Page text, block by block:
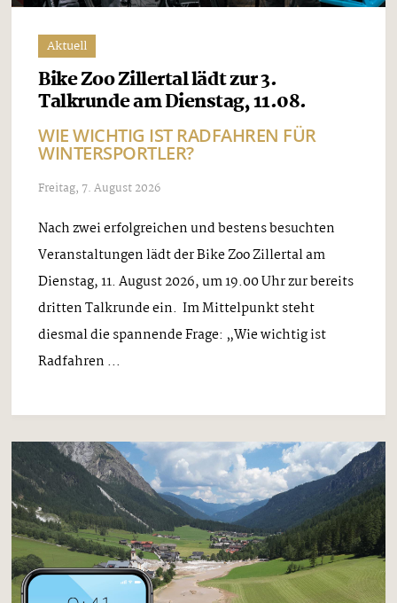
Aktuell
Bike Zoo Zillertal lädt zur 3.
Talkrunde am Dienstag, 11.08.
WIE WICHTIG IST RADFAHREN FÜR
WINTERSPORTLER?
Freitag, 7. August 2026
Nach zwei erfolgreichen und bestens besuchten
Veranstaltungen lädt der Bike Zoo Zillertal am
Dienstag, 11. August 2026, um 19.00 Uhr zur bereits
dritten Talkrunde ein. Im Mittelpunkt steht
diesmal die spannende Frage: „Wie wichtig ist
Radfahren ...